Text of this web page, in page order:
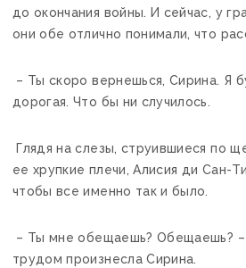
до окончания войны. И сейчас, у
они обе отлично понимали, что
– Ты скоро вернешься, Сирина. Я
дорогая. Что бы ни случилось.
Глядя на слезы, струившиеся по
ее хрупкие плечи, Алисия ди Сан-
чтобы все именно так и было.
– Ты мне обещаешь? Обещаешь? –
трудом произнесла Сирина.